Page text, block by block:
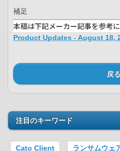
補足
本稿は下記メーカー記事を参考に
Product Updates - August 18,
戻
注目のキーワード
Cato Client ランサムウェ